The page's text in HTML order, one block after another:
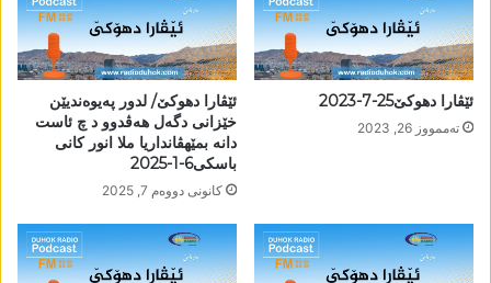
ئێڤارا دھوکێ25-7-2023
تەممووز 26, 2023
ئێڤارا دھوکێ/ لدور پەیوەندیێن
خێزانی دگەل ھەڤدوو د چ ئاست
دانە بمێھڤانداریا ملا انور کانی
باسکی6-1-2025
كانونی دووه‌م 7, 2025